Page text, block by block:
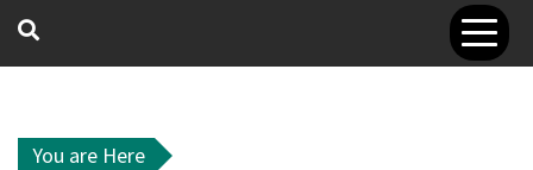
You are Here